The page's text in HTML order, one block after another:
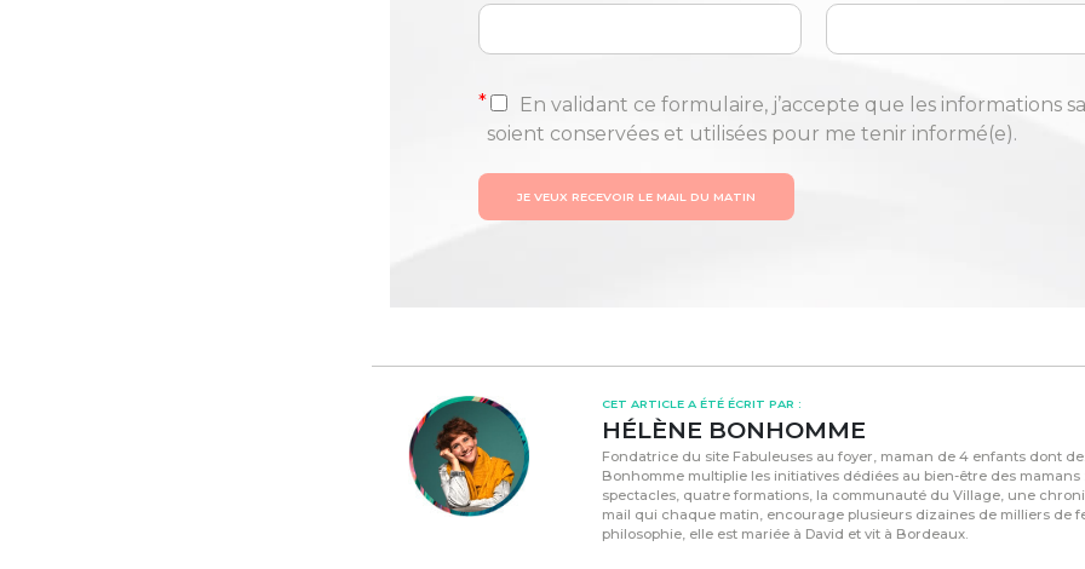
*
En validant ce formulaire, j’accepte que les informations
soient conservées et utilisées pour me tenir informé(e).
JE VEUX RECEVOIR LE MAIL DU MATIN
CET ARTICLE A ÉTÉ ÉCRIT PAR :
HÉLÈNE BONHOMME
Fondatrice du site Fabuleuses au foyer, maman de 4 enfants dont
Bonhomme multiplie les initiatives dédiées au bien-être des mamans
spectacles, quatre formations, la communauté du Village, une
mail qui chaque matin, encourage plusieurs dizaines de milliers de
philosophie, elle est mariée à David et vit à Bordeaux.